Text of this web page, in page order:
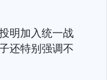
明加入统一战
还特别强调不